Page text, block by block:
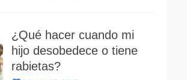
¿Qué hacer cuando mi
hijo desobedece o tiene
rabietas?